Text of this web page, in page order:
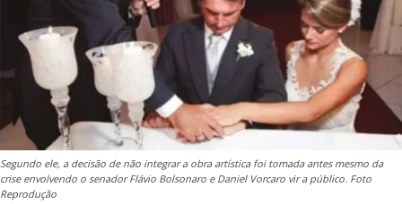
Segundo ele, a decisão de não integrar a obra artística foi tomada antes mesmo da
crise envolvendo o senador Flávio Bolsonaro e Daniel Vorcaro vir a público. Foto
Reprodução